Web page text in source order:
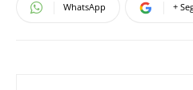
WhatsApp +